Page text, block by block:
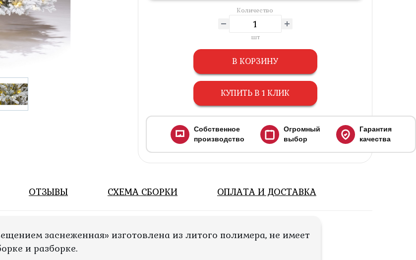
Количество
шт
В КОРЗИНУ
КУПИТЬ В 1 КЛИК
Собственное
производство
Огромный
выбор
Гарантия
качества
ОТЗЫВЫ СХЕМА СБОРКИ ОПЛАТА И ДОСТАВКА
заснеженная» изготовлена из литого полимера, не имеет
и разборке.